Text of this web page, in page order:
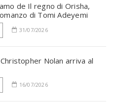
de Il regno di Orisha,
di Tomi Adeyemi
31/07/2026
Nolan arriva al
16/07/2026